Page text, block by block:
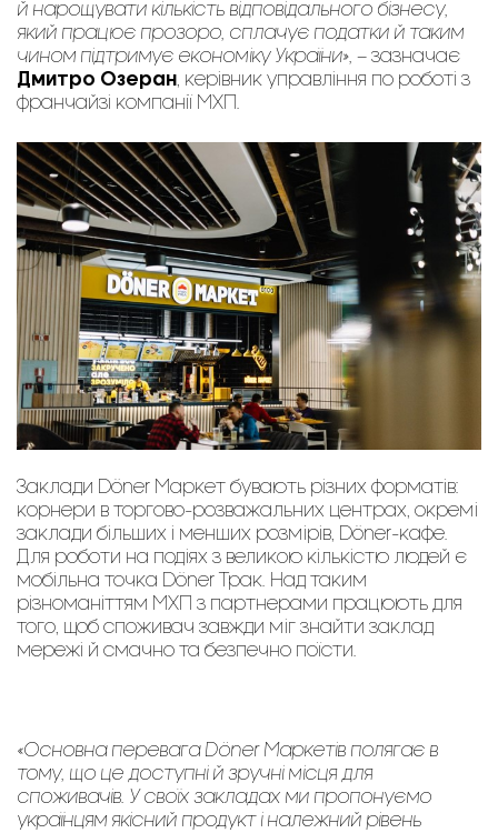
й нарощувати кількість відповідального бізнесу,
який працює прозоро, сплачує податки й таким
чином підтримує економіку України», – зазначає
Дмитро Озеран, керівник управління по роботі з
франчайзі компанії МХП.
Заклади Döner Маркет бувають різних форматів:
корнери в торгово-розважальних центрах, окремі
заклади більших і менших розмірів, Döner-кафе.
Для роботи на подіях з великою кількістю людей є
мобільна точка Döner Трак. Над таким
різноманіттям МХП з партнерами працюють для
того, щоб споживач завжди міг знайти заклад
мережі й смачно та безпечно поїсти.
«Основна перевага Döner Mаркетів полягає в
тому, що це доступні й зручні місця для
споживачів. У своїх закладах ми пропонуємо
українцям якісний продукт і належний рівень